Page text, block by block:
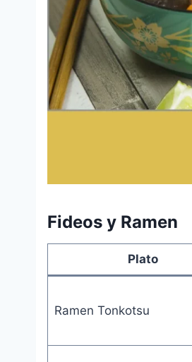
Fideos y Ramen
Plato
Ramen Tonkotsu